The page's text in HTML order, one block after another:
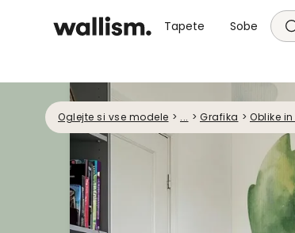
Tapete Sobe
Oglejte si vse modele > ... > Grafika > Oblike